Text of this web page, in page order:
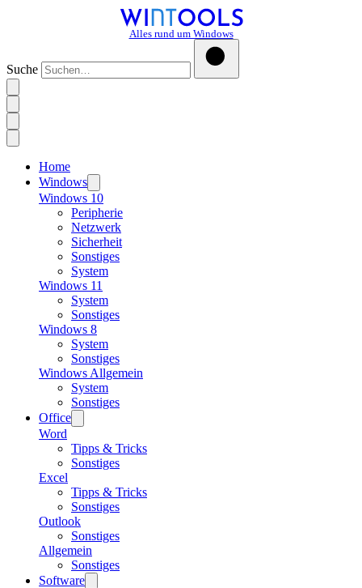
Alles rund um Windows
Suche
Home
Windows
Windows 10
Peripherie
Netzwerk
Sicherheit
Sonstiges
System
Windows 11
System
Sonstiges
Windows 8
System
Sonstiges
Windows Allgemein
System
Sonstiges
Office
Word
Tipps & Tricks
Sonstiges
Excel
Tipps & Tricks
Sonstiges
Outlook
Sonstiges
Allgemein
Sonstiges
Software